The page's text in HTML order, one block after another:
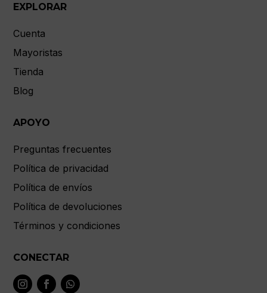
EXPLORAR
Cuenta
Mayoristas
Tienda
Blog
APOYO
Preguntas frecuentes
Política de privacidad
Política de envíos
Política de devoluciones
Términos y condiciones
CONECTAR